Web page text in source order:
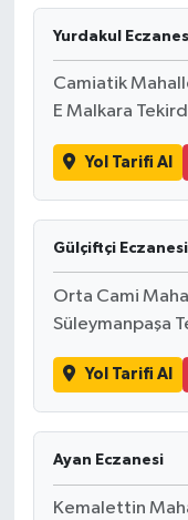
Yurdakul
Camiatik
E Malkara
Yol Tarifi Al
Gülçiftçi Eczanesi
Orta Cami
Süleymanpaşa
Yol Tarifi Al
Ayan Eczanesi
Kemalettin